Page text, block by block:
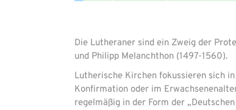
Die Lutheraner sind ein Zweig der
und Philipp Melanchthon (1497-1560).
Lutherische Kirchen fokussieren sich
Konfirmation oder im
regelmäßig in der Form der